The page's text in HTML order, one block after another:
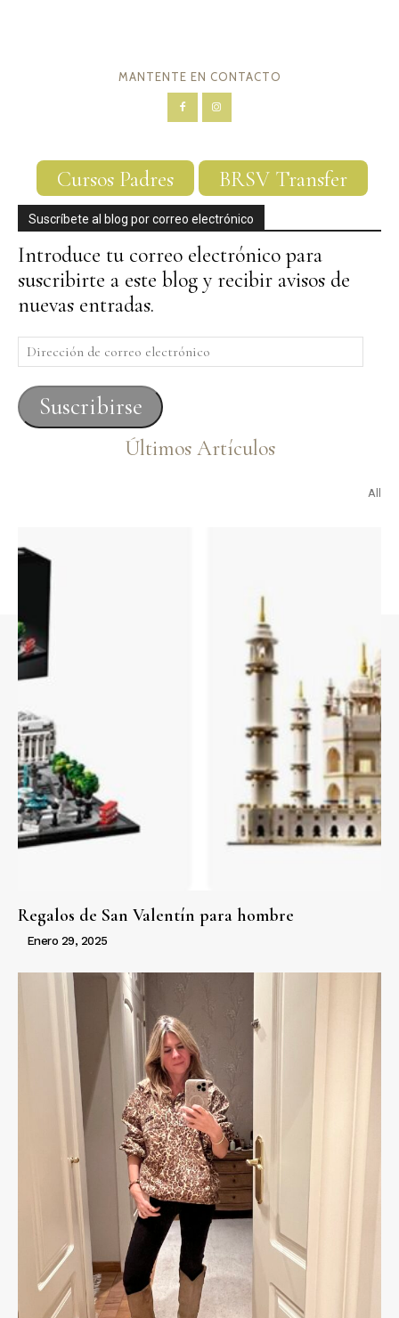
MANTENTE EN CONTACTO
Cursos Padres BRSV Transfer
Suscríbete al blog por correo electrónico
Introduce tu correo electrónico para
suscribirte a este blog y recibir avisos de
nuevas entradas.
Dirección
de
correo
electrónico
Suscribirse
Últimos Artículos
All
Regalos de San Valentín para hombre
Enero 29, 2025